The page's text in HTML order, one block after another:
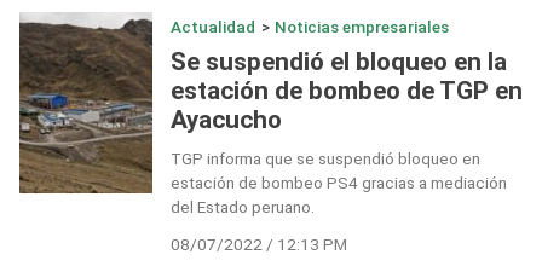
Actualidad > Noticias empresariales
Se suspendió el bloqueo en la
estación de bombeo de TGP en
Ayacucho
TGP informa que se suspendió bloqueo en
estación de bombeo PS4 gracias a mediación
del Estado peruano.
08/07/2022 / 12:13 PM